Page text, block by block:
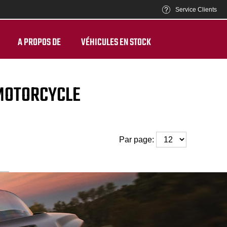
Service Clients
A PROPOS DE VÉHICULES EN STOCK
Par page: